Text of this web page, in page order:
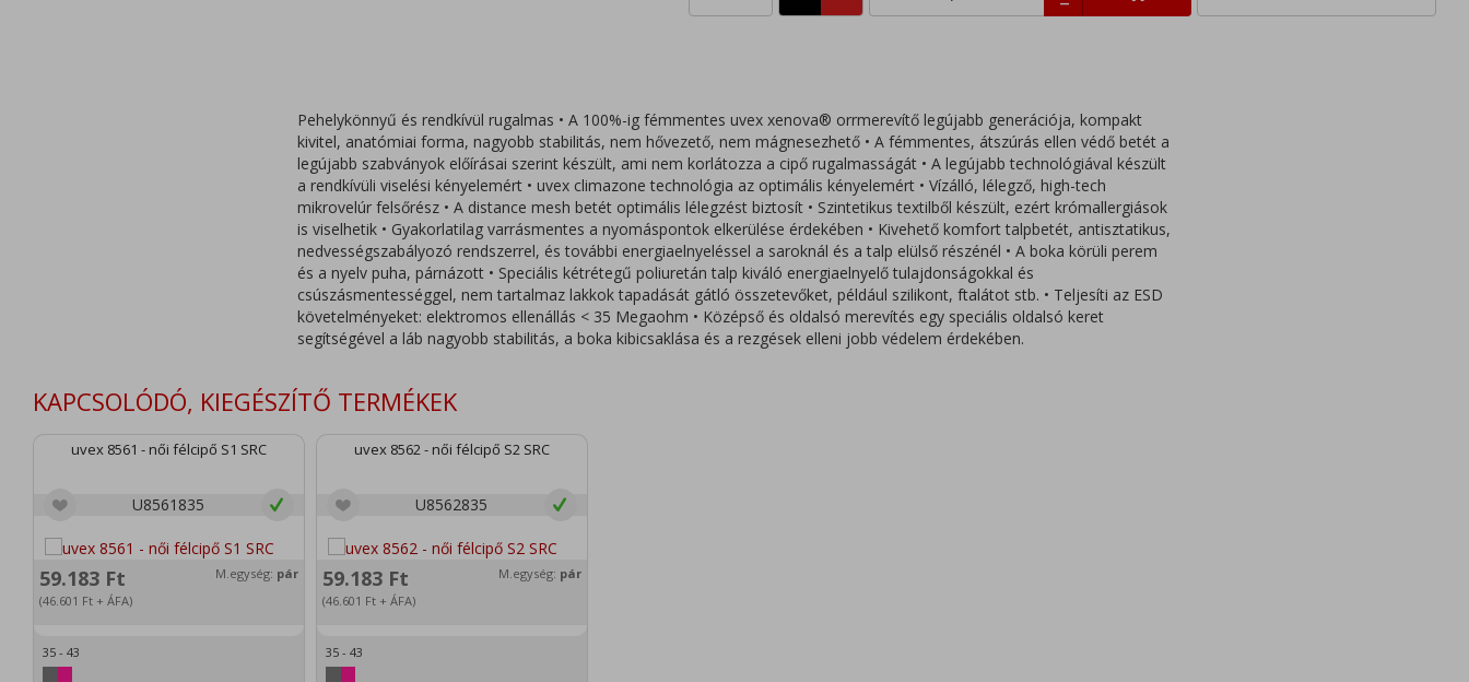
Pehelykönnyű és rendkívül rugalmas • A 100%-ig fémmentes uvex xenova® orrmerevítő legújabb generációja, kompakt
kivitel, anatómiai forma, nagyobb stabilitás, nem hővezető, nem mágnesezhető • A fémmentes, átszúrás ellen védő betét a
legújabb szabványok előírásai szerint készült, ami nem korlátozza a cipő rugalmasságát • A legújabb technológiával készült
a rendkívüli viselési kényelemért • uvex climazone technológia az optimális kényelemért • Vízálló, lélegző, high-tech
mikrovelúr felsőrész • A distance mesh betét optimális lélegzést biztosít • Szintetikus textilből készült, ezért krómallergiások
is viselhetik • Gyakorlatilag varrásmentes a nyomáspontok elkerülése érdekében • Kivehető komfort talpbetét, antisztatikus,
nedvességszabályozó rendszerrel, és további energiaelnyeléssel a saroknál és a talp elülső részénél • A boka körüli perem
és a nyelv puha, párnázott • Speciális kétrétegű poliuretán talp kiváló energiaelnyelő tulajdonságokkal és
csúszásmentességgel, nem tartalmaz lakkok tapadását gátló összetevőket, például szilikont, ftalátot stb. • Teljesíti az ESD
követelményeket: elektromos ellenállás < 35 Megaohm • Középső és oldalsó merevítés egy speciális oldalsó keret
segítségével a láb nagyobb stabilitás, a boka kibicsaklása és a rezgések elleni jobb védelem érdekében.
KAPCSOLÓDÓ, KIEGÉSZÍTŐ TERMÉKEK
uvex 8561 - női félcipő S1 SRC
U8561835
59.183 Ft
(46.601 Ft + ÁFA)
M.egység: pár
35 - 43
uvex 8562 - női félcipő S2 SRC
U8562835
59.183 Ft
(46.601 Ft+ ÁFA)
M.egység: pár
35 - 43